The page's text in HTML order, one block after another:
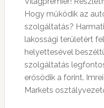
Hogy működik az
szolgáltatás?
lakossági területért
helyettesével
szolgáltatás
erősödik a forint.
Markets